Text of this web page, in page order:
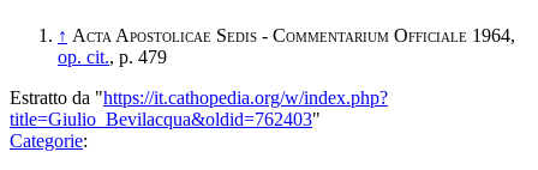
↑ Acta Apostolicae Sedis - Commentarium Officiale 1964,
op. cit., p. 479
Estratto da "https://it.cathopedia.org/w/index.php?
title=Giulio_Bevilacqua&oldid=762403"
Categorie: